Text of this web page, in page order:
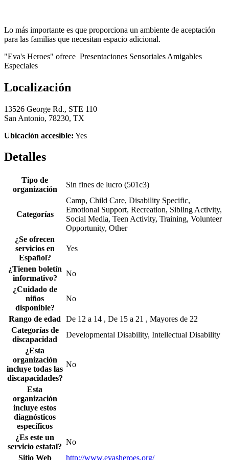
Lo más importante es que proporciona un ambiente de aceptación
para las familias que necesitan espacio adicional.
"Eva's Heroes" ofrece Presentaciones Sensoriales Amigables
Especiales
Localización
13526 George Rd., STE 110
San Antonio, 78230, TX
Ubicación accesible: Yes
Detalles
Tipo de
organización
Sin fines de lucro (501c3)
Categorías
Camp, Child Care, Disability Specific,
Emotional Support, Recreation, Sibling Activity,
Social Media, Teen Activity, Training, Volunteer
Opportunity, Other
¿Se ofrecen
servicios en
Español?
Yes
¿Tienen boletín
informativo?
No
¿Cuidado de
niños
disponible?
No
Rango de edad
De 12 a 14 , De 15 a 21 , Mayores de 22
Categorías de
discapacidad
Developmental Disability, Intellectual Disability
¿Esta
organización
incluye todas las
discapacidades?
No
Esta
organización
incluye estos
diagnósticos
específicos
¿Es este un
servicio estatal?
No
Sitio Web
http://www.evasheroes.org/